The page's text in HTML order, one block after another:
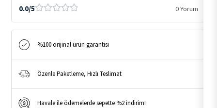
Kremi
adet
0.0/5 0 Yorum
%100 orijinal ürün garantisi
Özenle Paketleme, Hızlı Teslimat
Havale ile ödemelerde sepette %2 indirim!